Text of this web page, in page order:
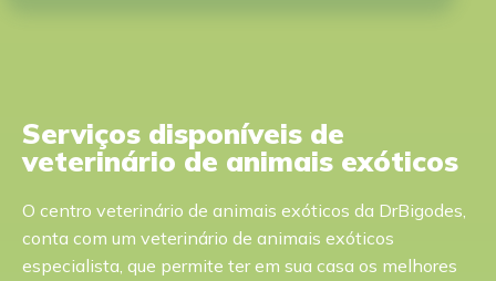
Serviços disponíveis de
veterinário de animais exóticos
O centro veterinário de animais exóticos da DrBigodes,
conta com um veterinário de animais exóticos
especialista, que permite ter em sua casa os melhores